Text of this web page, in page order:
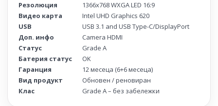
Резолюция
1366x768 WXGA LED 16:9
Видео карта
Intel UHD Graphics 620
USB
USB 3.1 and USB Type-C/DisplayPort
Доп. инфо
Camera HDMI
Статус
Grade A
Батерия статус
OK
Гаранция
12 месеца (6+6 месеца)
Вид продукт
Обновен / реновиран
Клас
Grade A – без забележки